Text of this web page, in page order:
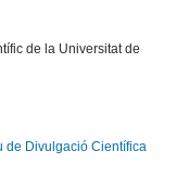
de la Universitat de
de Divulgació Científica